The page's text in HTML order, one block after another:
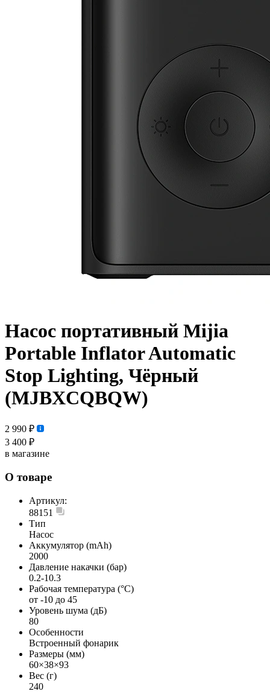
Насос портативный Mijia
Portable Inflator Automatic
Stop Lighting, Чёрный
(MJBXCQBQW)
2 990 ₽
3 400 ₽
в магазине
О товаре
Артикул:
88151
Тип
Насос
Аккумулятор (mAh)
2000
Давление накачки (бар)
0.2-10.3
Рабочая температура (°C)
от -10 до 45
Уровень шума (дБ)
80
Особенности
Встроенный фонарик
Размеры (мм)
60×38×93
Вес (г)
240